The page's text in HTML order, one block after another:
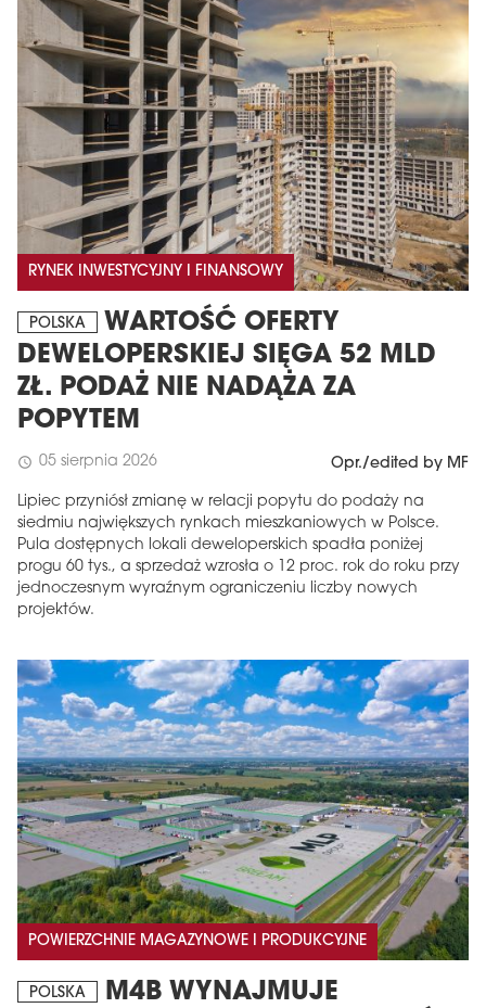
RYNEK INWESTYCYJNY I FINANSOWY
POLSKA
WARTOŚĆ OFERTY
DEWELOPERSKIEJ SIĘGA 52 MLD
ZŁ. PODAŻ NIE NADĄŻA ZA
POPYTEM
schedule 05 sierpnia 2026 Opr./edited by MF
Lipiec przyniósł zmianę w relacji popytu do podaży na
siedmiu największych rynkach mieszkaniowych w Polsce.
Pula dostępnych lokali deweloperskich spadła poniżej
progu 60 tys., a sprzedaż wzrosła o 12 proc. rok do roku przy
jednoczesnym wyraźnym ograniczeniu liczby nowych
projektów.
POWIERZCHNIE MAGAZYNOWE I PRODUKCYJNE
POLSKA
M4B WYNAJMUJE